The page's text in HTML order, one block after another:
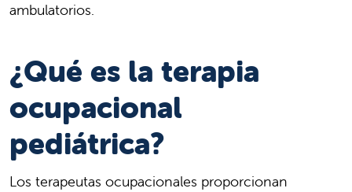
ambulatorios.
¿Qué es la terapia
ocupacional
pediátrica?
Los terapeutas ocupacionales proporcionan